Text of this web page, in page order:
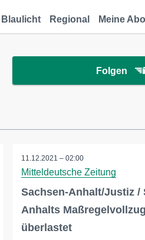
Blaulicht Regional Meine
Folgen
11.12.2021 – 02:00
Mitteldeutsche Zeitung
Sachsen-Anhalt/Justiz /
Anhalts
überlastet